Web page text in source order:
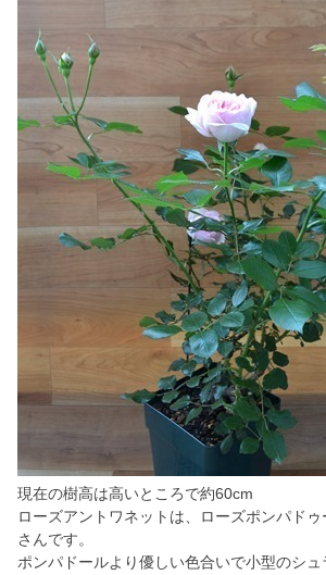
現在の樹高は高いところで約60cm
ローズアントワネットは、ローズポンパド
さんです。
ポンパドールより優しい色合いで小型のシュ